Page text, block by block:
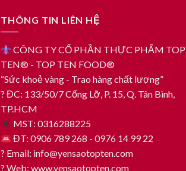
THÔNG TIN LIÊN HỆ
CÔNG TY CỔ PHẦN THỰC PHẨM TOP
TEN® - TOP TEN FOOD®
“Sức khoẻ vàng - Trao hàng chất lượng”
? ĐC: 133/50/7 Cống Lỡ, P. 15, Q. Tân Bình,
TP.HCM
MST: 0316288225
ĐT: 0906 789 268 - 0976 14 99 22
? Email: info@yensaotopten.com
? Web: www.yensaotopten.com